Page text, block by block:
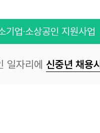
기업·소상공인 지원사업
일자리에 신중년 채용